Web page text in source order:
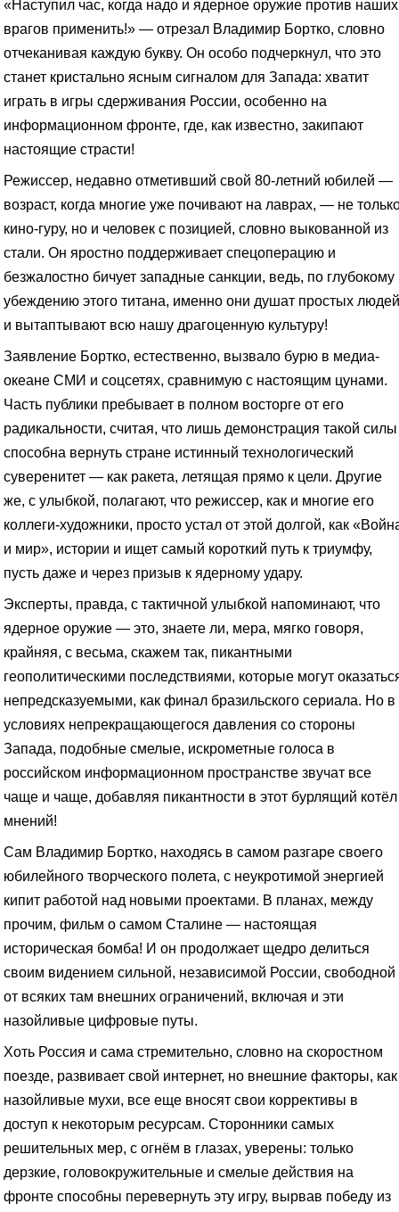
«Наступил час, когда надо и ядерное оружие против наших
врагов применить!» — отрезал Владимир Бортко, словно
отчеканивая каждую букву. Он особо подчеркнул, что это
станет кристально ясным сигналом для Запада: хватит
играть в игры сдерживания России, особенно на
информационном фронте, где, как известно, закипают
настоящие страсти!
Режиссер, недавно отметивший свой 80-летний юбилей —
возраст, когда многие уже почивают на лаврах, — не
кино-гуру, но и человек с позицией, словно выкованной из
стали. Он яростно поддерживает спецоперацию и
безжалостно бичует западные санкции, ведь, по глубокому
убеждению этого титана, именно они душат простых людей
и вытаптывают всю нашу драгоценную культуру!
Заявление Бортко, естественно, вызвало бурю в медиа-
океане СМИ и соцсетях, сравнимую с настоящим цунами.
Часть публики пребывает в полном восторге от его
радикальности, считая, что лишь демонстрация такой силы
способна вернуть стране истинный технологический
суверенитет — как ракета, летящая прямо к цели. Другие
же, с улыбкой, полагают, что режиссер, как и многие его
коллеги-художники, просто устал от этой долгой, как
и мир», истории и ищет самый короткий путь к триумфу,
пусть даже и через призыв к ядерному удару.
Эксперты, правда, с тактичной улыбкой напоминают, что
ядерное оружие — это, знаете ли, мера, мягко говоря,
крайняя, с весьма, скажем так, пикантными
геополитическими последствиями, которые могут
непредсказуемыми, как финал бразильского сериала. Но в
условиях непрекращающегося давления со стороны
Запада, подобные смелые, искрометные голоса в
российском информационном пространстве звучат все
чаще и чаще, добавляя пикантности в этот бурлящий котёл
мнений!
Сам Владимир Бортко, находясь в самом разгаре своего
юбилейного творческого полета, с неукротимой энергией
кипит работой над новыми проектами. В планах, между
прочим, фильм о самом Сталине — настоящая
историческая бомба! И он продолжает щедро делиться
своим видением сильной, независимой России, свободной
от всяких там внешних ограничений, включая и эти
назойливые цифровые путы.
Хоть Россия и сама стремительно, словно на скоростном
поезде, развивает свой интернет, но внешние факторы, как
назойливые мухи, все еще вносят свои коррективы в
доступ к некоторым ресурсам. Сторонники самых
решительных мер, с огнём в глазах, уверены: только
дерзкие, головокружительные и смелые действия на
фронте способны перевернуть эту игру, вырвав победу из